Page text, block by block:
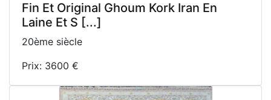
Fin Et Original Ghoum Kork Iran En
Laine Et S [...]
20ème siècle
Prix: 3600 €